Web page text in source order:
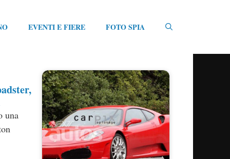
EVENTI E FIERE FOTO SPIA
una